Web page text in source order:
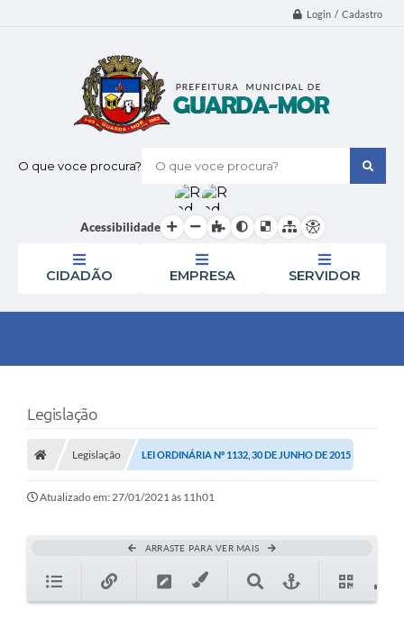
Login / Cadastro
O que voce procura?
Acessibilidade
CIDADÃO EMPRESA SERVIDOR
Legislação
Legislação LEI ORDINÁRIA Nº 1132, 30 DE JUNHO DE 2015
Atualizado em: 27/01/2021 às 11h01
ARRASTE PARA VER MAIS